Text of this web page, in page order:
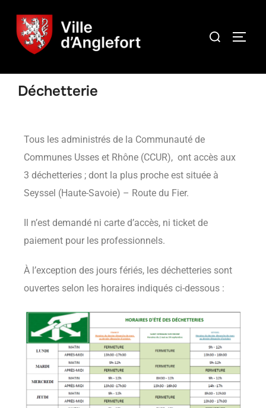
Déchetterie
Tous les administrés de la Communauté de
Communes Usses et Rhône (CCUR), ont accès aux
3 déchetteries ; dont la plus proche est située à
Seyssel (Haute-Savoie) – Route du Fier.
Il n’est demandé ni carte d’accès, ni ticket de
paiement pour les professionnels.
À l’exception des jours fériés, les déchetteries sont
ouvertes selon les horaires indiqués ci-dessous :